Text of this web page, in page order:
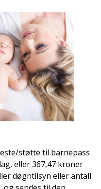
støtte til barnepass
eller 367,47 kroner
døgntilsyn eller antall